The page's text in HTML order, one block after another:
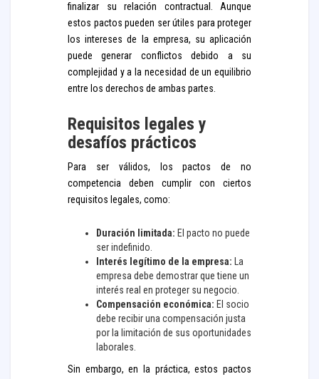
finalizar su relación contractual. Aunque
estos pactos pueden ser útiles para proteger
los intereses de la empresa, su aplicación
puede generar conflictos debido a su
complejidad y a la necesidad de un equilibrio
entre los derechos de ambas partes.
Requisitos legales y
desafíos prácticos
Para ser válidos, los pactos de no
competencia deben cumplir con ciertos
requisitos legales, como:
Duración limitada: El pacto no puede
ser indefinido.
Interés legítimo de la empresa: La
empresa debe demostrar que tiene un
interés real en proteger su negocio.
Compensación económica: El socio
debe recibir una compensación justa
por la limitación de sus oportunidades
laborales.
Sin embargo, en la práctica, estos pactos